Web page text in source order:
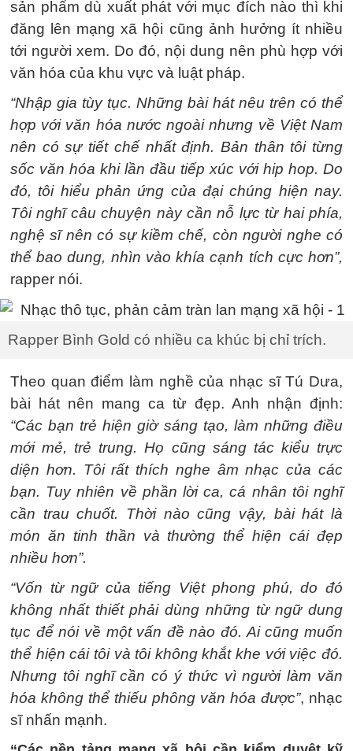
sản phẩm dù xuất phát với mục đích nào thì khi
đăng lên mạng xã hội cũng ảnh hưởng ít nhiều
tới người xem. Do đó, nội dung nên phù hợp với
văn hóa của khu vực và luật pháp.
“Nhập gia tùy tục. Những bài hát nêu trên có thể
hợp với văn hóa nước ngoài nhưng về Việt Nam
nên có sự tiết chế nhất định. Bản thân tôi từng
sốc văn hóa khi lần đầu tiếp xúc với hip hop. Do
đó, tôi hiểu phản ứng của đại chúng hiện nay.
Tôi nghĩ câu chuyện này cần nỗ lực từ hai phía,
nghệ sĩ nên có sự kiềm chế, còn người nghe có
thể bao dung, nhìn vào khía cạnh tích cực hơn”,
rapper nói.
Rapper Bình Gold có nhiều ca khúc bị chỉ trích.
Theo quan điểm làm nghề của nhạc sĩ Tú Dưa,
bài hát nên mang ca từ đẹp. Anh nhận định:
“Các bạn trẻ hiện giờ sáng tạo, làm những điều
mới mẻ, trẻ trung. Họ cũng sáng tác kiểu trực
diện hơn. Tôi rất thích nghe âm nhạc của các
bạn. Tuy nhiên về phần lời ca, cá nhân tôi nghĩ
cần trau chuốt. Thời nào cũng vậy, bài hát là
món ăn tinh thần và thường thể hiện cái đẹp
nhiều hơn”.
“Vốn từ ngữ của tiếng Việt phong phú, do đó
không nhất thiết phải dùng những từ ngữ dung
tục để nói về một vấn đề nào đó. Ai cũng muốn
thể hiện cái tôi và tôi không khắt khe với việc đó.
Nhưng tôi nghĩ cần có ý thức vì người làm văn
hóa không thể thiếu phông văn hóa được”, nhạc
sĩ nhấn mạnh.